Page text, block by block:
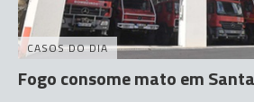
CASOS DO DIA
Fogo consome mato em